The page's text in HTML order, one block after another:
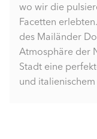
wo wir die
Facetten
des Mailänder
Atmosphäre der
Stadt eine
und